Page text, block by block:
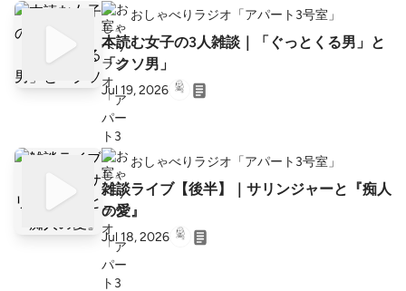
おしゃべりラジオ「アパート3号室」
本読む女子の3人雑談｜「ぐっとくる男」と
「クソ男」
Jul 19, 2026
おしゃべりラジオ「アパート3号室」
雑談ライブ【後半】｜サリンジャーと『痴人
の愛』
Jul 18, 2026